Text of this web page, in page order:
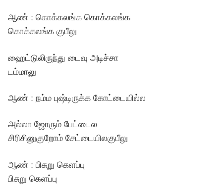
ஆண் : கொக்கலங்க கொக்கலங்க
கொக்கலங்க குபீலு
ஹைட்டுலிருந்து டைவு அடிச்சா
டம்மாலு
ஆண் : நம்ம புஷ்டிருக்க கோட்டையில்ல
அல்லா ஜோரும் பேட்டைல
சிரிசினுகுறோம் சேட்டையிலகுபீலு
ஆண் : பிசுறு கெளப்பு
பிசுறு கெளப்பு